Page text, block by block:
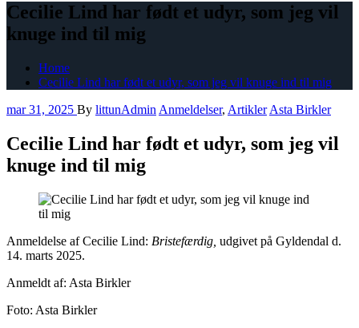
Cecilie Lind har født et udyr, som jeg vil
knuge ind til mig
Home
Cecilie Lind har født et udyr, som jeg vil knuge ind til mig
mar 31, 2025 By littunAdmin Anmeldelser, Artikler Asta Birkler
Cecilie Lind har født et udyr, som jeg vil
knuge ind til mig
Anmeldelse af Cecilie Lind: Bristefærdig, udgivet på Gyldendal d.
14. marts 2025.
Anmeldt af: Asta Birkler
Foto: Asta Birkler